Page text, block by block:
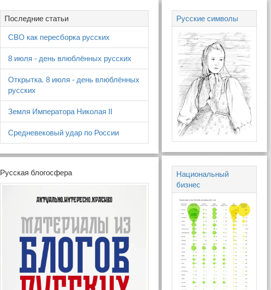
Последние статьи
СВО как пересборка русских
8 июля - день влюблённых русских
Открытка. 8 июля - день влюблённых
русских
Земля Императора Николая II
Средневековый удар по России
Русская блогосфера
Русские символы
Национальный
бизнес